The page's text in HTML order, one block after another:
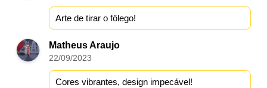
Arte de tirar o fôlego!
Matheus Araujo
22/09/2023
Cores vibrantes, design impecável!